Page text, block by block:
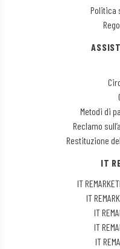
Politica
Metodi di
Reclamo
Restituzione
IT
IT
IT
IT
IT
IT